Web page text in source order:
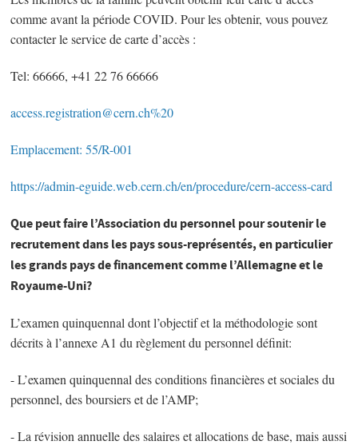
comme avant la période COVID. Pour les obtenir, vous pouvez
contacter le service de carte d’accès :
Tel: 66666, +41 22 76 66666
access.registration@cern.ch%20
Emplacement: 55/R-001
https://admin-eguide.web.cern.ch/en/procedure/cern-access-card
Que peut faire l’Association du personnel pour soutenir le
recrutement dans les pays sous-représentés, en particulier
les grands pays de financement comme l’Allemagne et le
Royaume-Uni?
L’examen quinquennal dont l’objectif et la méthodologie sont
décrits à l’annexe A1 du règlement du personnel définit:
- L’examen quinquennal des conditions financières et sociales du
personnel, des boursiers et de l’AMP;
- La révision annuelle des salaires et allocations de base, mais aussi